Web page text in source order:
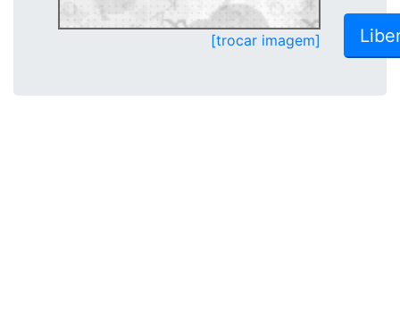
[trocar imagem]